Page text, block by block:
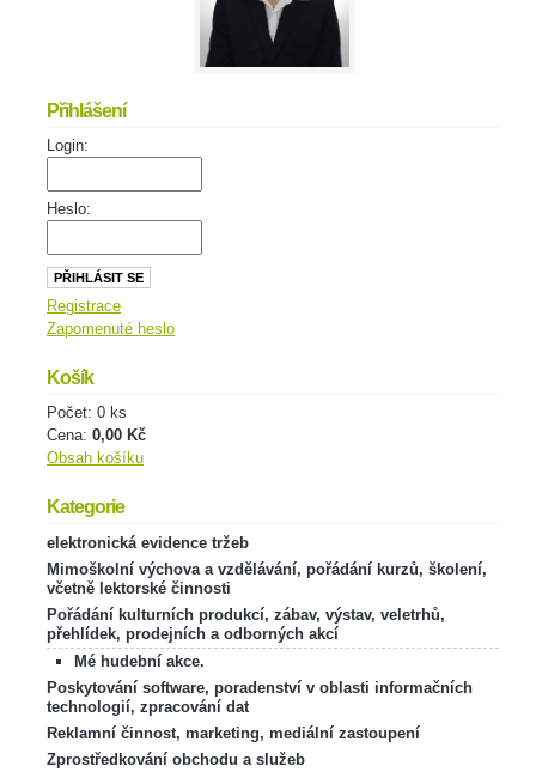
Přihlášení
Login:
Heslo:
Registrace
Zapomenuté heslo
Košík
Počet: 0 ks
Cena: 0,00 Kč
Obsah košíku
Kategorie
elektronická evidence tržeb
Mimoškolní výchova a vzdělávání, pořádání kurzů, školení,
včetně lektorské činnosti
Pořádání kulturních produkcí, zábav, výstav, veletrhů,
přehlídek, prodejních a odborných akcí
Mé hudební akce.
Poskytování software, poradenství v oblasti informačních
technologií, zpracování dat
Reklamní činnost, marketing, mediální zastoupení
Zprostředkování obchodu a služeb